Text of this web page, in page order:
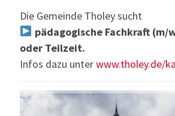
Die Gemeinde Tholey sucht
pädagogische Fachkraft (m/
oder Teilzeit.
Infos dazu unterwww.tholey.de/